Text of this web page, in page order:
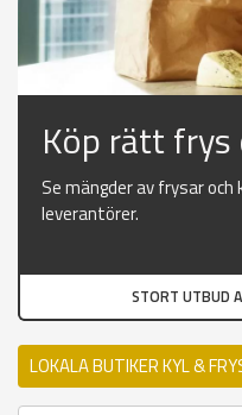
Köp rätt frys
Se mängder av frysar
leverantörer.
STORT UTBUD
LOKALA BUTIKER KYL &